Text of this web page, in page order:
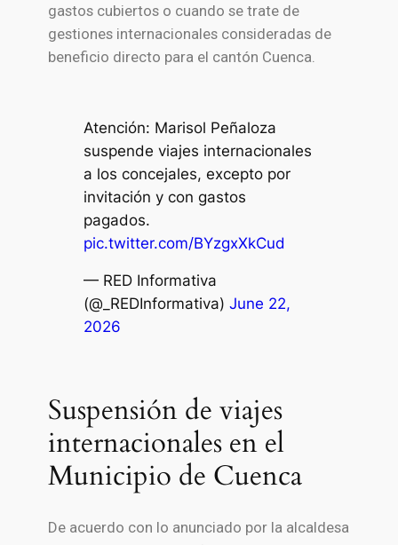
gastos cubiertos o cuando se trate de
gestiones internacionales consideradas de
beneficio directo para el cantón Cuenca.
Atención: Marisol Peñaloza
suspende viajes internacionales
a los concejales, excepto por
invitación y con gastos
pagados.
pic.twitter.com/BYzgxXkCud
— RED Informativa
(@_REDInformativa) June 22,
2026
Suspensión de viajes
internacionales en el
Municipio de Cuenca
De acuerdo con lo anunciado por la alcaldesa